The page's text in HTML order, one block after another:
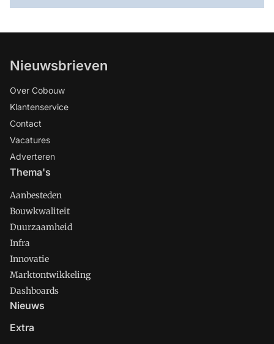
Nieuwsbrieven
Over Cobouw
Klantenservice
Contact
Vacatures
Adverteren
Thema's
Aanbesteden
Bouwkwaliteit
Duurzaamheid
Infra
Innovatie
Marktontwikkeling
Dashboards
Nieuws
Extra